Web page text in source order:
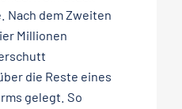
Nach dem Zweiten
Millionen
die Reste eines
gelegt. So